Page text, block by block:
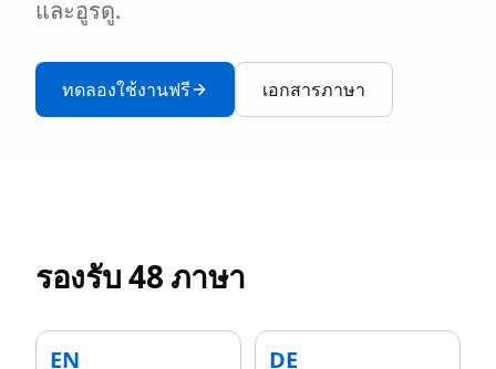
และอูรดู.
ทดลองใช้งานฟรี เอกสารภาษา
รองรับ 48 ภาษา
EN DE